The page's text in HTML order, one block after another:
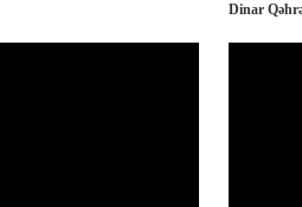
Dinar